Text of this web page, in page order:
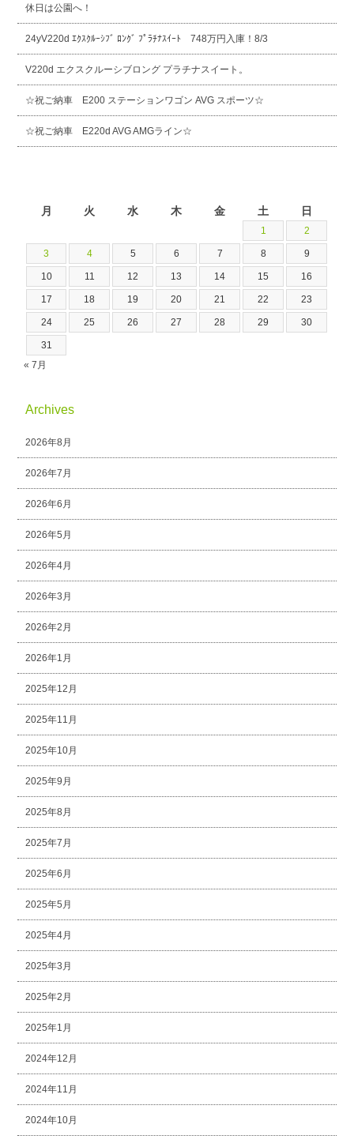
休日は公園へ！
24yV220d ｴｸｽｸﾙｰｼﾌﾞ ﾛﾝｸﾞ ﾌﾟﾗﾁﾅｽｲｰﾄ 748万円入庫！8/3
V220d エクスクルーシブロング プラチナスイート。
☆祝ご納車 E200 ステーションワゴン AVG スポーツ☆
☆祝ご納車 E220d AVG AMGライン☆
月 火 水 木 金 土 日
1 2
3 4 5 6 7 8 9
10 11 12 13 14 15 16
17 18 19 20 21 22 23
24 25 26 27 28 29 30
31
« 7月
Archives
2026年8月
2026年7月
2026年6月
2026年5月
2026年4月
2026年3月
2026年2月
2026年1月
2025年12月
2025年11月
2025年10月
2025年9月
2025年8月
2025年7月
2025年6月
2025年5月
2025年4月
2025年3月
2025年2月
2025年1月
2024年12月
2024年11月
2024年10月